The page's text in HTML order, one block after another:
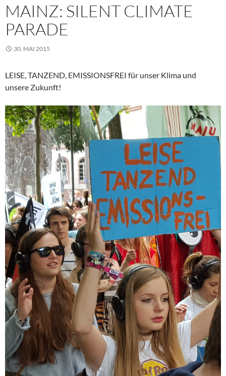
MAINZ: SILENT CLIMATE
PARADE
30. MAI 2015
LEISE, TANZEND, EMISSIONSFREI für unser Klima und
unsere Zukunft!